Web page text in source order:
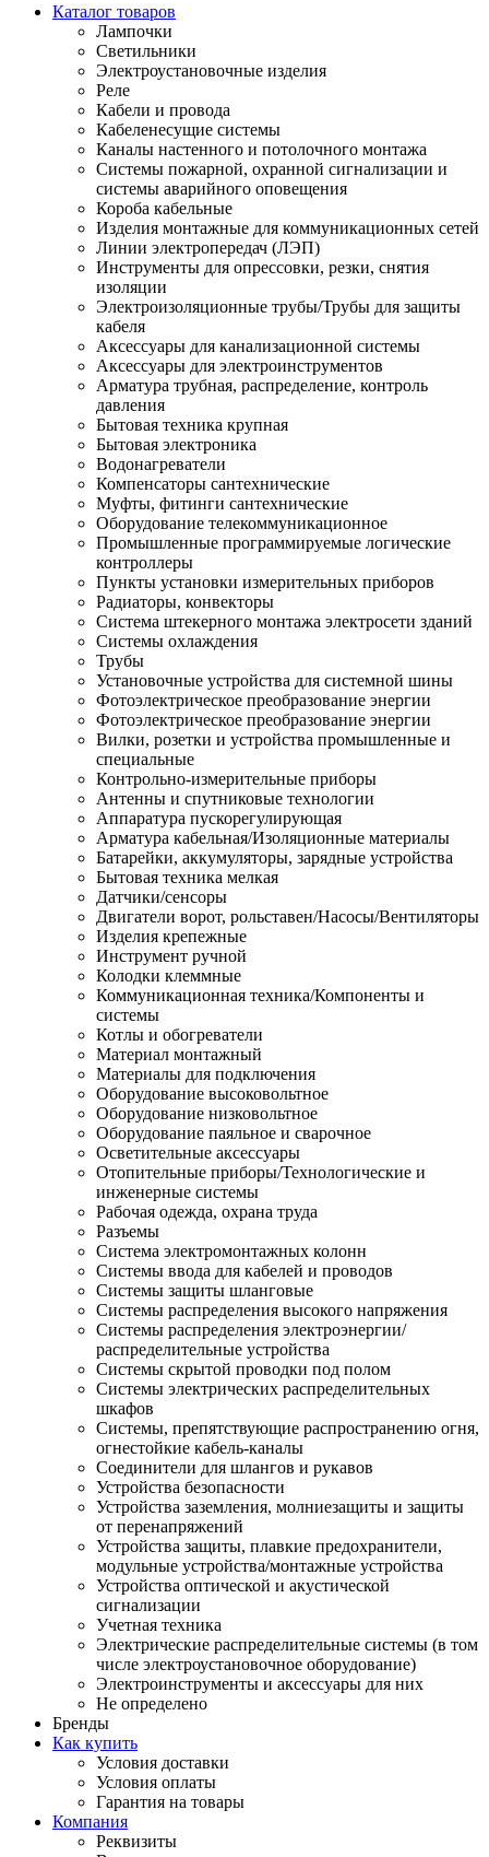
Каталог товаров
Лампочки
Светильники
Электроустановочные изделия
Реле
Кабели и провода
Кабеленесущие системы
Каналы настенного и потолочного монтажа
Системы пожарной, охранной сигнализации и
системы аварийного оповещения
Короба кабельные
Изделия монтажные для коммуникационных сетей
Линии электропередач (ЛЭП)
Инструменты для опрессовки, резки, снятия
изоляции
Электроизоляционные трубы/Трубы для защиты
кабеля
Аксессуары для канализационной системы
Аксессуары для электроинструментов
Арматура трубная, распределение, контроль
давления
Бытовая техника крупная
Бытовая электроника
Водонагреватели
Компенсаторы сантехнические
Муфты, фитинги сантехнические
Оборудование телекоммуникационное
Промышленные программируемые логические
контроллеры
Пункты установки измерительных приборов
Радиаторы, конвекторы
Система штекерного монтажа электросети зданий
Системы охлаждения
Трубы
Установочные устройства для системной шины
Фотоэлектрическое преобразование энергии
Фотоэлектрическое преобразование энергии
Вилки, розетки и устройства промышленные и
специальные
Контрольно-измерительные приборы
Антенны и спутниковые технологии
Аппаратура пускорегулирующая
Арматура кабельная/Изоляционные материалы
Батарейки, аккумуляторы, зарядные устройства
Бытовая техника мелкая
Датчики/сенсоры
Двигатели ворот, рольставен/Насосы/Вентиляторы
Изделия крепежные
Инструмент ручной
Колодки клеммные
Коммуникационная техника/Компоненты и
системы
Котлы и обогреватели
Материал монтажный
Материалы для подключения
Оборудование высоковольтное
Оборудование низковольтное
Оборудование паяльное и сварочное
Осветительные аксессуары
Отопительные приборы/Технологические и
инженерные системы
Рабочая одежда, охрана труда
Разъемы
Система электромонтажных колонн
Системы ввода для кабелей и проводов
Системы защиты шланговые
Системы распределения высокого напряжения
Системы распределения электроэнергии/
распределительные устройства
Системы скрытой проводки под полом
Системы электрических распределительных
шкафов
Системы, препятствующие распространению огня,
огнестойкие кабель-каналы
Соединители для шлангов и рукавов
Устройства безопасности
Устройства заземления, молниезащиты и защиты
от перенапряжений
Устройства защиты, плавкие предохранители,
модульные устройства/монтажные устройства
Устройства оптической и акустической
сигнализации
Учетная техника
Электрические распределительные системы (в том
числе электроустановочное оборудование)
Электроинструменты и аксессуары для них
Не определено
Бренды
Как купить
Условия доставки
Условия оплаты
Гарантия на товары
Компания
Реквизиты